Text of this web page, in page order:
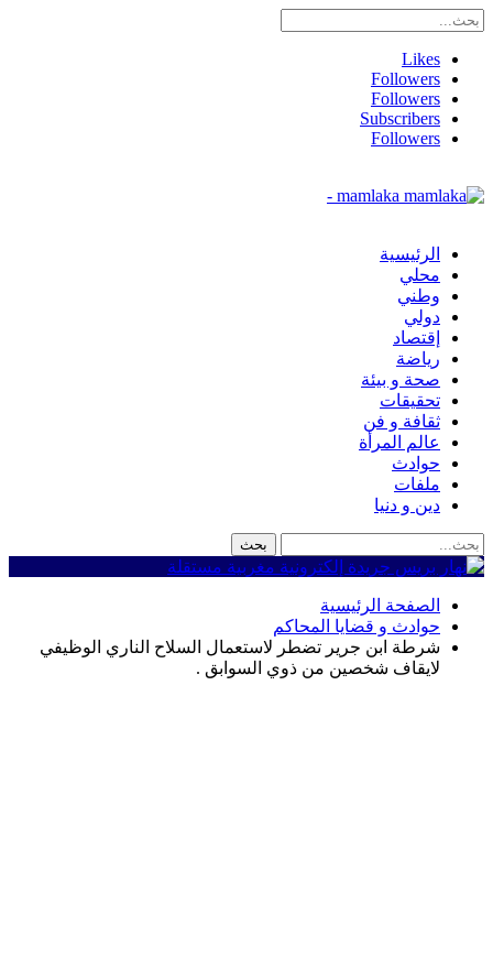
Likes
Followers
Followers
Subscribers
Followers
mamlaka -
الرئيسية
محلي
وطني
دولي
إقتصاد
رياضة
صحة و بيئة
تحقيقات
ثقافة و فن
عالم المرأة
حوادث
ملفات
دين و دنيا
الصفحة الرئيسية
حوادث و قضايا المحاكم
شرطة ابن جرير تضطر لاستعمال السلاح الناري الوظيفي
لايقاف شخصين من ذوي السوابق .